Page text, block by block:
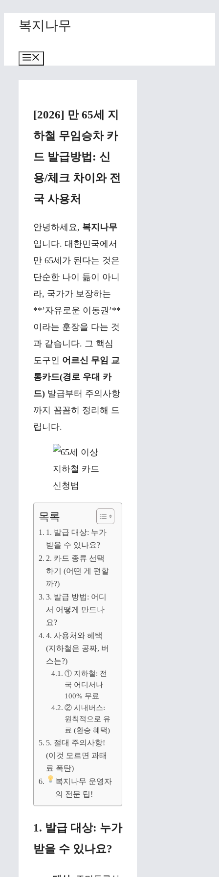
content
복지나무
[2026] 만 65세 지
하철 무임승차 카
드 발급방법: 신
용/체크 차이와 전
국 사용처
안녕하세요, 복지나무
입니다. 대한민국에서
만 65세가 된다는 것은
단순한 나이 듦이 아니
라, 국가가 보장하는
**’자유로운 이동권’**
이라는 훈장을 다는 것
과 같습니다. 그 핵심
도구인 어르신 무임 교
통카드(경로 우대 카
드) 발급부터 주의사항
까지 꼼꼼히 정리해 드
립니다.
목록
1. 발급 대상: 누가
받을 수 있나요?
2. 카드 종류 선택
하기 (어떤 게 편할
까?)
3. 발급 방법: 어디
서 어떻게 만드나
요?
4. 사용처와 혜택
(지하철은 공짜, 버
스는?)
① 지하철: 전
국 어디서나
100% 무료
② 시내버스:
원칙적으로 유
료 (환승 혜택)
5. 절대 주의사항!
(이것 모르면 과태
료 폭탄)
복지나무 운영자
의 전문 팁!
1. 발급 대상: 누가
받을 수 있나요?